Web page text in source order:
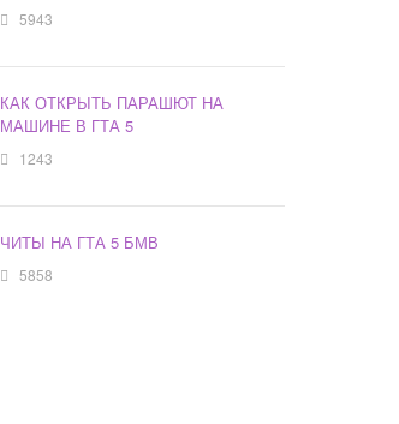
5943
КАК ОТКРЫТЬ ПАРАШЮТ НА
МАШИНЕ В ГТА 5
1243
ЧИТЫ НА ГТА 5 БМВ
5858